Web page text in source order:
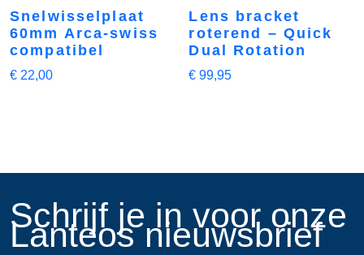
Snelwisselplaat
60mm Arca-swiss
compatibel
€ 22,00
Lens bracket
roterend – Quick
Dual Rotation
€ 99,95
​Schrijf je in voor onze
Lanteos nieuwsbrief